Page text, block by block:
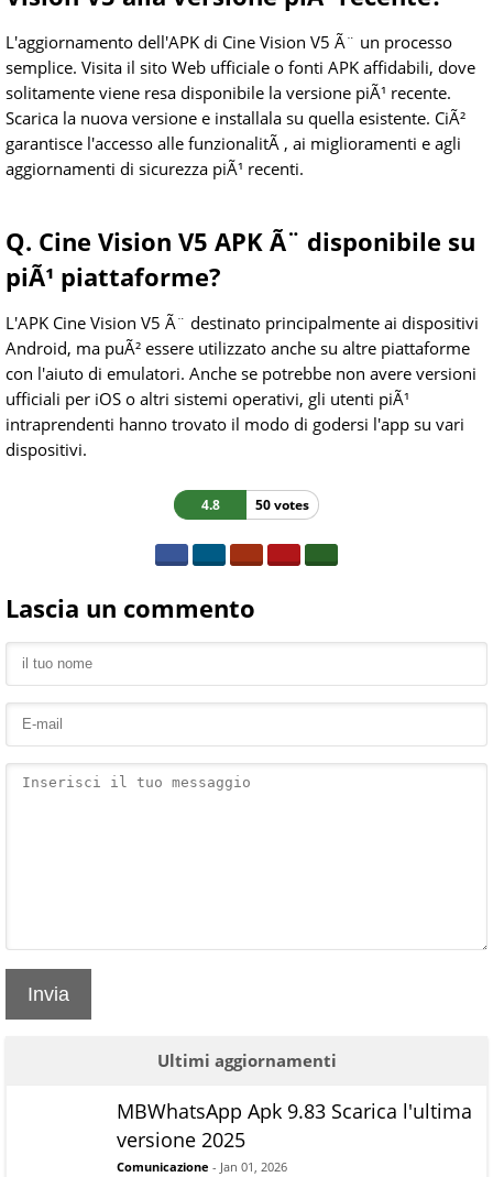
L'aggiornamento dell'APK di Cine Vision V5 Ã¨ un processo
semplice. Visita il sito Web ufficiale o fonti APK affidabili, dove
solitamente viene resa disponibile la versione piÃ¹ recente.
Scarica la nuova versione e installala su quella esistente. CiÃ²
garantisce l'accesso alle funzionalitÃ , ai miglioramenti e agli
aggiornamenti di sicurezza piÃ¹ recenti.
Q. Cine Vision V5 APK Ã¨ disponibile su
piÃ¹ piattaforme?
L'APK Cine Vision V5 Ã¨ destinato principalmente ai dispositivi
Android, ma puÃ² essere utilizzato anche su altre piattaforme
con l'aiuto di emulatori. Anche se potrebbe non avere versioni
ufficiali per iOS o altri sistemi operativi, gli utenti piÃ¹
intraprendenti hanno trovato il modo di godersi l'app su vari
dispositivi.
4.8 50 votes
Lascia un commento
Invia
Ultimi aggiornamenti
MBWhatsApp Apk 9.83 Scarica l'ultima
versione 2025
Comunicazione - Jan 01, 2026